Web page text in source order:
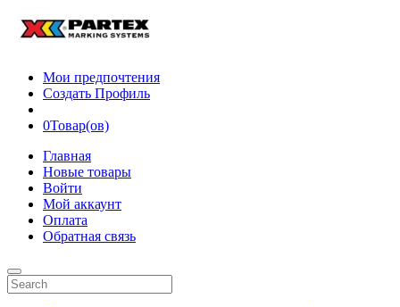
Мои предпочтения
Создать Профиль
0Товар(ов)
Главная
Новые товары
Войти
Мой аккаунт
Оплата
Обратная связь